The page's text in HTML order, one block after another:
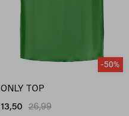
-50%
ONLY TOP
13,50 26,99